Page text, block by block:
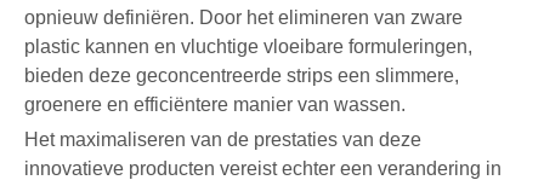
opnieuw definiëren. Door het elimineren van zware
plastic kannen en vluchtige vloeibare formuleringen,
bieden deze geconcentreerde strips een slimmere,
groenere en efficiëntere manier van wassen.
Het maximaliseren van de prestaties van deze
innovatieve producten vereist echter een verandering in